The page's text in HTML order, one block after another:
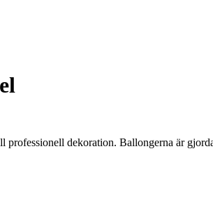
dekoration. Ballongerna är